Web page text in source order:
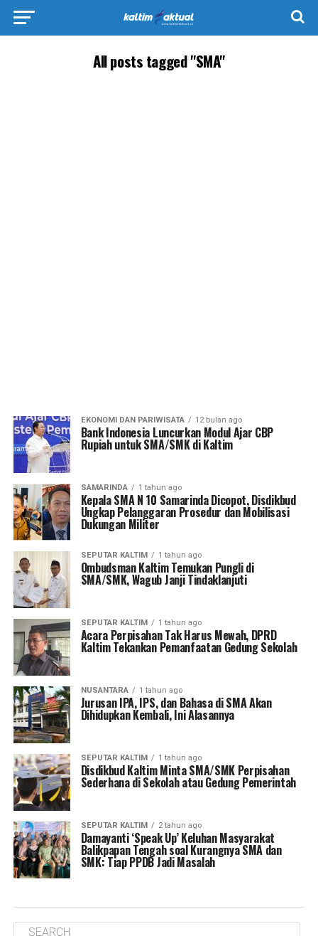
All posts tagged "SMA"
EKONOMI DAN PARIWISATA 12 bulan ago
Bank Indonesia Luncurkan Modul Ajar CBP
Rupiah untuk SMA/SMK di Kaltim
SAMARINDA 1 tahun ago
Kepala SMA N 10 Samarinda Dicopot, Disdikbud
Ungkap Pelanggaran Prosedur dan Mobilisasi
Dukungan Militer
SEPUTAR KALTIM 1 tahun ago
Ombudsman Kaltim Temukan Pungli di
SMA/SMK, Wagub Janji Tindaklanjuti
SEPUTAR KALTIM 1 tahun ago
Acara Perpisahan Tak Harus Mewah, DPRD
Kaltim Tekankan Pemanfaatan Gedung Sekolah
NUSANTARA 1 tahun ago
Jurusan IPA, IPS, dan Bahasa di SMA Akan
Dihidupkan Kembali, Ini Alasannya
SEPUTAR KALTIM 1 tahun ago
Disdikbud Kaltim Minta SMA/SMK Perpisahan
Sederhana di Sekolah atau Gedung Pemerintah
SEPUTAR KALTIM 2 tahun ago
Damayanti ‘Speak Up’ Keluhan Masyarakat
Balikpapan Tengah soal Kurangnya SMA dan
SMK: Tiap PPDB Jadi Masalah